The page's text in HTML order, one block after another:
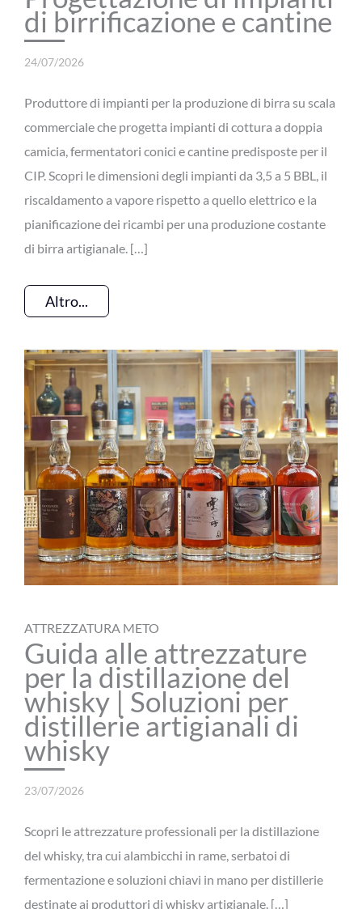
di birrificazione e cantine
24/07/2026
Produttore di impianti per la produzione di birra su scala
commerciale che progetta impianti di cottura a doppia
camicia, fermentatori conici e cantine predisposte per il
CIP. Scopri le dimensioni degli impianti da 3,5 a 5 BBL, il
riscaldamento a vapore rispetto a quello elettrico e la
pianificazione dei ricambi per una produzione costante
di birra artigianale. […]
Altro...
ATTREZZATURA METO
Guida alle attrezzature
per la distillazione del
whisky | Soluzioni per
distillerie artigianali di
whisky
23/07/2026
Scopri le attrezzature professionali per la distillazione
del whisky, tra cui alambicchi in rame, serbatoi di
fermentazione e soluzioni chiavi in mano per distillerie
destinate ai produttori di whisky artigianale. […]